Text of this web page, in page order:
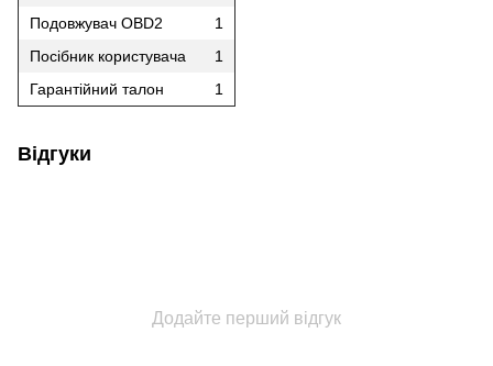
Подовжувач OBD2
1
Посібник користувача
1
Гарантійний талон
1
Відгуки
Додайте перший відгук